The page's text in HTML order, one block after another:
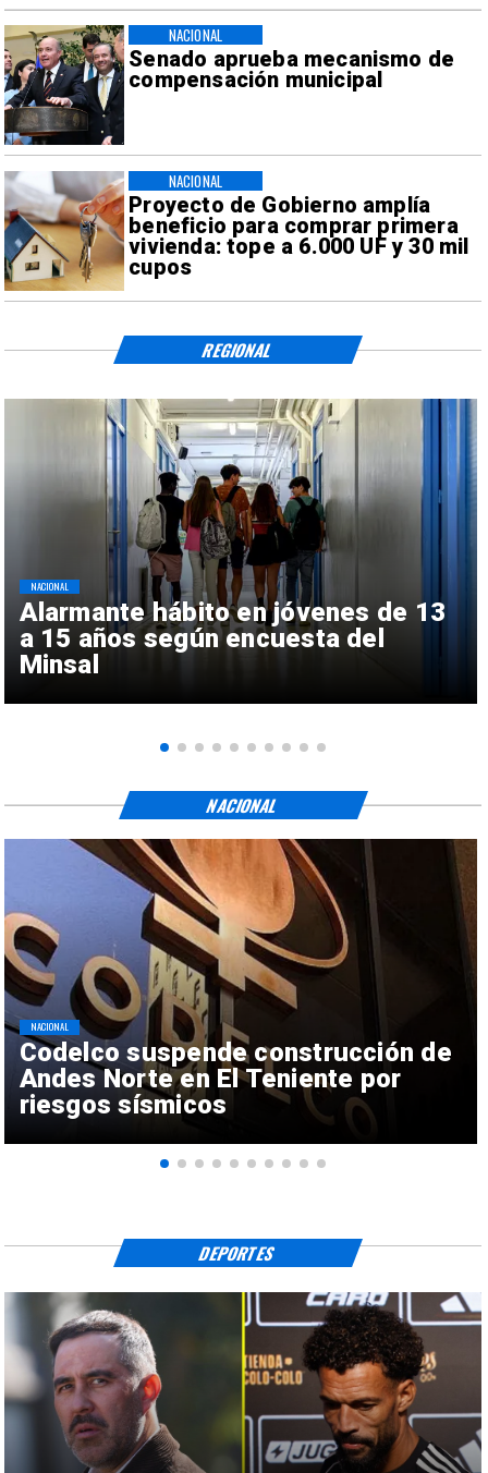
Senado aprueba mecanismo de
compensación municipal
NACIONAL
Proyecto de Gobierno amplía
beneficio para comprar primera
vivienda: tope a 6.000 UF y 30 mil
cupos
NACIONAL
Alarmante hábito en jóvenes de 13
a 15 años según encuesta del
Minsal
NACIONAL
REGIONAL
Codelco suspende construcción de
Andes Norte en El Teniente por
riesgos sísmicos
NACIONAL
NACIONAL
DEPORTES